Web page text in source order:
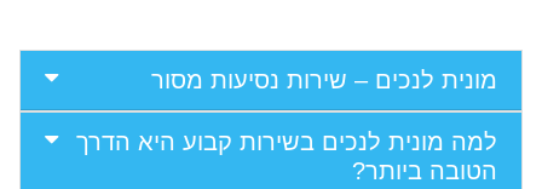
מונית לנכים – שירות נסיעות מסור
למה מונית לנכים בשירות קבוע היא הדרך
הטובה ביותר?